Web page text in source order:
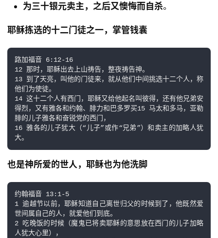
为三十银元卖主，之后又懊悔而自杀。
耶稣拣选的十二门徒之一，掌管钱囊
路加福音 6:12-16
12 那时，耶稣出去上山祷告，整夜祷告神。
13 到了天亮，叫他的门徒来，就从他们中间挑选十二个人，称
他们为使徒。
14 这十二个人有西门，耶稣又给他起名叫彼得，还有他兄弟安
得烈，又有雅各和约翰、腓力和巴多罗买15 马太和多马，亚勒
腓的儿子雅各和奋锐党的西门，
16 雅各的儿子犹大（“儿子”或作“兄弟”）和卖主的加略人犹
大。
也是神所爱的世人，耶稣也为他洗脚
约翰福音 13:1-5
1 逾越节以前，耶稣知道自己离世归父的时候到了，他既然爱
世间属自己的人，就爱他们到底。
2 吃晚饭的时候（魔鬼已将卖耶稣的意思放在西门的儿子加略
人犹大心里），